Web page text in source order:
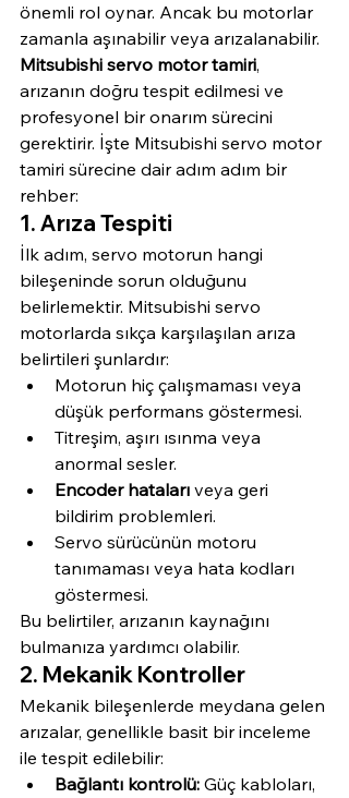
önemli rol oynar. Ancak bu motorlar
zamanla aşınabilir veya arızalanabilir.
Mitsubishi servo motor tamiri,
arızanın doğru tespit edilmesi ve
profesyonel bir onarım sürecini
gerektirir. İşte Mitsubishi servo motor
tamiri sürecine dair adım adım bir
rehber:
1. Arıza Tespiti
İlk adım, servo motorun hangi
bileşeninde sorun olduğunu
belirlemektir. Mitsubishi servo
motorlarda sıkça karşılaşılan arıza
belirtileri şunlardır:
Motorun hiç çalışmaması veya
düşük performans göstermesi.
Titreşim, aşırı ısınma veya
anormal sesler.
Encoder hataları veya geri
bildirim problemleri.
Servo sürücünün motoru
tanımaması veya hata kodları
göstermesi.
Bu belirtiler, arızanın kaynağını
bulmanıza yardımcı olabilir.
2. Mekanik Kontroller
Mekanik bileşenlerde meydana gelen
arızalar, genellikle basit bir inceleme
ile tespit edilebilir:
Bağlantı kontrolü: Güç kabloları,